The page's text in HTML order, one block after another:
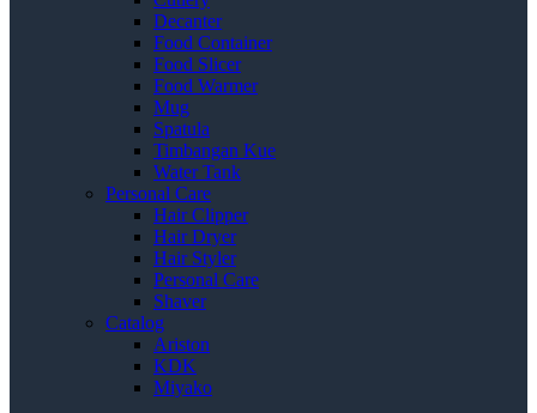
Decanter
Food Container
Food Slicer
Food Warmer
Mug
Spatula
Timbangan Kue
Water Tank
Personal Care
Hair Clipper
Hair Dryer
Hair Styler
Personal Care
Shaver
Catalog
Ariston
KDK
Miyako